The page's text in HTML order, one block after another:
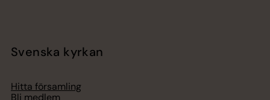
Svenska kyrkan
Hitta församling